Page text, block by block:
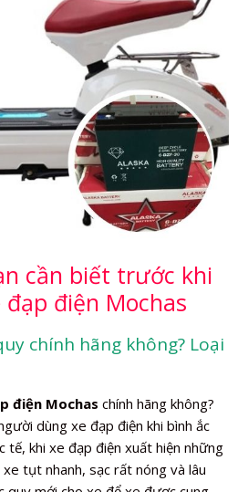
cần biết trước khi
điện Mochas
chính hãng không? Loại
điện Mochas chính hãng không?
dùng xe đạp điện khi bình ắc
tế, khi xe đạp điện xuất hiện những
tụt nhanh, sạc rất nóng và lâu